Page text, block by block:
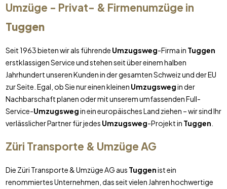
Umzüge - Privat- & Firmenumzüge in
Tuggen
Seit 1963 bieten wir als führende Umzugsweg-Firma in Tuggen
erstklassigen Service und stehen seit über einem halben
Jahrhundert unseren Kunden in der gesamten Schweiz und der EU
zur Seite. Egal, ob Sie nur einen kleinen Umzugswegin der
Nachbarschaft planen oder mit unserem umfassenden Full-
Service-Umzugswegin ein europäisches Land ziehen – wir sind Ihr
verlässlicher Partner für jedes Umzugsweg-Projekt in Tuggen
Züri Transporte & Umzüge AG
Die Züri Transporte & Umzüge AG aus Tuggenist ein
renommiertes Unternehmen, das seit vielen Jahren hochwertige